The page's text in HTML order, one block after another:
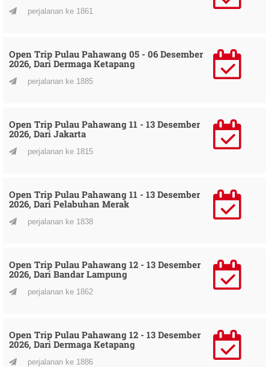
perjalanan ke 1861
Open Trip Pulau Pahawang 05 - 06 Desember
2026, Dari Dermaga Ketapang
perjalanan ke 1885
Open Trip Pulau Pahawang 11 - 13 Desember
2026, Dari Jakarta
perjalanan ke 1815
Open Trip Pulau Pahawang 11 - 13 Desember
2026, Dari Pelabuhan Merak
perjalanan ke 1838
Open Trip Pulau Pahawang 12 - 13 Desember
2026, Dari Bandar Lampung
perjalanan ke 1862
Open Trip Pulau Pahawang 12 - 13 Desember
2026, Dari Dermaga Ketapang
perjalanan ke 1886